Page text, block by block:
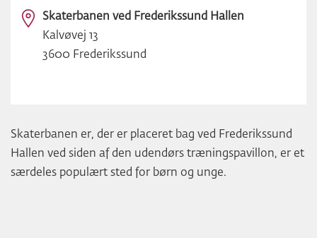
Skaterbanen ved Frederikssund Hallen
Kalvøvej 13
3600 Frederikssund
Skaterbanen er, der er placeret bag ved Frederikssund
Hallen ved siden af den udendørs træningspavillon, er et
særdeles populært sted for børn og unge.